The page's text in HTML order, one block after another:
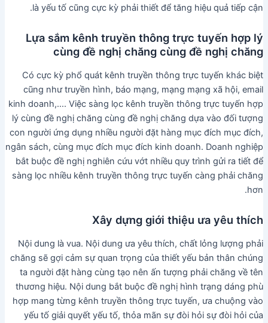
là yếu tố cũng cực kỳ phải thiết để tăng hiệu quả tiếp cận.
Lựa sắm kênh truyền thông trực tuyến hợp lý
cùng đề nghị chăng cùng đề nghị chăng
Có cực kỳ phổ quát kênh truyền thông trực tuyến khác biệt
cũng như truyền hình, báo mạng, mạng mạng xã hội, email
kinh doanh,…. Việc sàng lọc kênh truyền thông trực tuyến hợp
lý cùng đề nghị chăng cùng đề nghị chăng dựa vào đối tượng
con người ứng dụng nhiều người đặt hàng mục đích mục đích,
ngân sách, cùng mục đích mục đích kinh doanh. Doanh nghiệp
bắt buộc đề nghị nghiên cứu vớt nhiều quy trình gửi ra tiết để
sàng lọc nhiều kênh truyền thông trực tuyến càng phải chăng
hơn.
Xây dựng giới thiệu ưa yêu thích
Nội dung là vua. Nội dung ưa yêu thích, chất lỏng lượng phải
chăng sẽ gợi cảm sự quan trọng của thiết yếu bản thân chúng
ta người đặt hàng cùng tạo nên ấn tượng phải chăng về tên
thương hiệu. Nội dung bắt buộc đề nghị hình trạng dáng phù
hợp mang từng kênh truyền thông trực tuyến, ưa chuộng vào
yếu tố giải quyết yếu tố, thỏa mãn sự đòi hỏi sự đòi hỏi của